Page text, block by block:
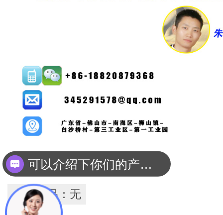
上一产品：无
可以介绍下你们的产品么？
你们是怎么收费的呢？